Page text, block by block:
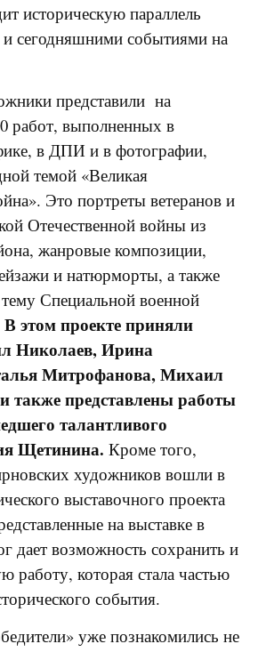
историческую параллель
сегодняшними событиями на
представили на
работ, выполненных в
в ДПИ и в фотографии,
темой «Великая
Это портреты ветеранов и
Отечественной войны из
жанровые композиции,
и натюрморты, а также
Специальной военной
В этом проекте приняли
Николаев, Ирина
Митрофанова, Михаил
представлены работы
талантливого
Щетинина. Кроме того,
художников вошли в
выставочного проекта
на выставке в
дает возможность сохранить и
работу, которая стала частью
события.
уже познакомились не